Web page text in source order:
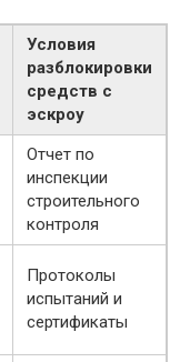
Условия
разблокировки
средств с
эскроу
Отчет по
инспекции
строительного
контроля
Протоколы
испытаний и
сертификаты